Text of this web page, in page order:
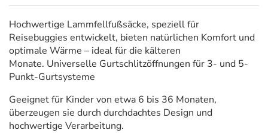
Hochwertige Lammfellfußsäcke, speziell für
Reisebuggies entwickelt, bieten natürlichen Komfort und
optimale Wärme – ideal für die kälteren
Monate. Universelle Gurtschlitzöffnungen für 3- und 5-
Punkt-Gurtsysteme
Geeignet für Kinder von etwa 6 bis 36 Monaten,
überzeugen sie durch durchdachtes Design und
hochwertige Verarbeitung.